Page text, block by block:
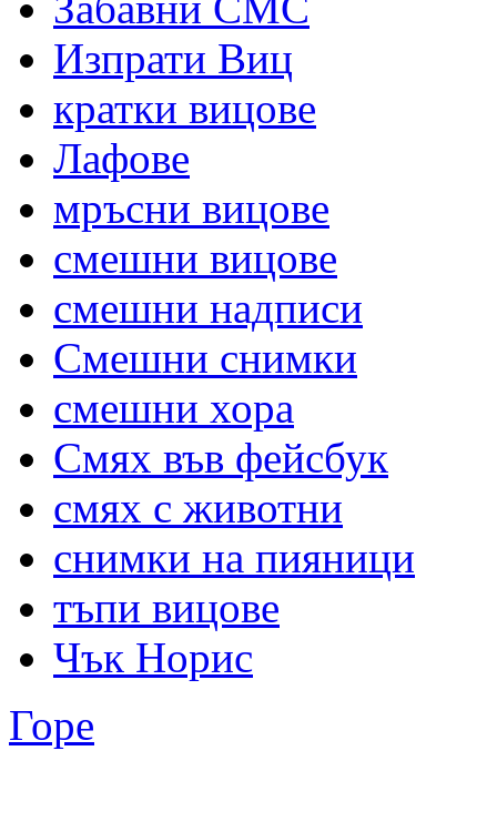
Изпрати Виц
кратки вицове
Лафове
мръсни вицове
смешни вицове
смешни надписи
Смешни снимки
смешни хора
Смях във фейсбук
смях с животни
снимки на пияници
тъпи вицове
Чък Норис
Горе